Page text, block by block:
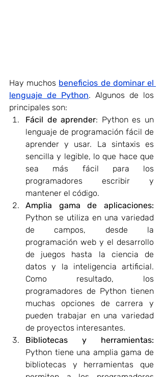
Hay muchos beneficios de dominar el
lenguaje de Python. Algunos de los
principales son:
Fácil de aprender: Python es un
lenguaje de programación fácil de
aprender y usar. La sintaxis es
sencilla y legible, lo que hace que
sea más fácil para los
programadores escribir y
mantener el código.
Amplia gama de aplicaciones:
Python se utiliza en una variedad
de campos, desde la
programación web y el desarrollo
de juegos hasta la ciencia de
datos y la inteligencia artificial.
Como resultado, los
programadores de Python tienen
muchas opciones de carrera y
pueden trabajar en una variedad
de proyectos interesantes.
Python tiene una amplia gama de
bibliotecas y herramientas que